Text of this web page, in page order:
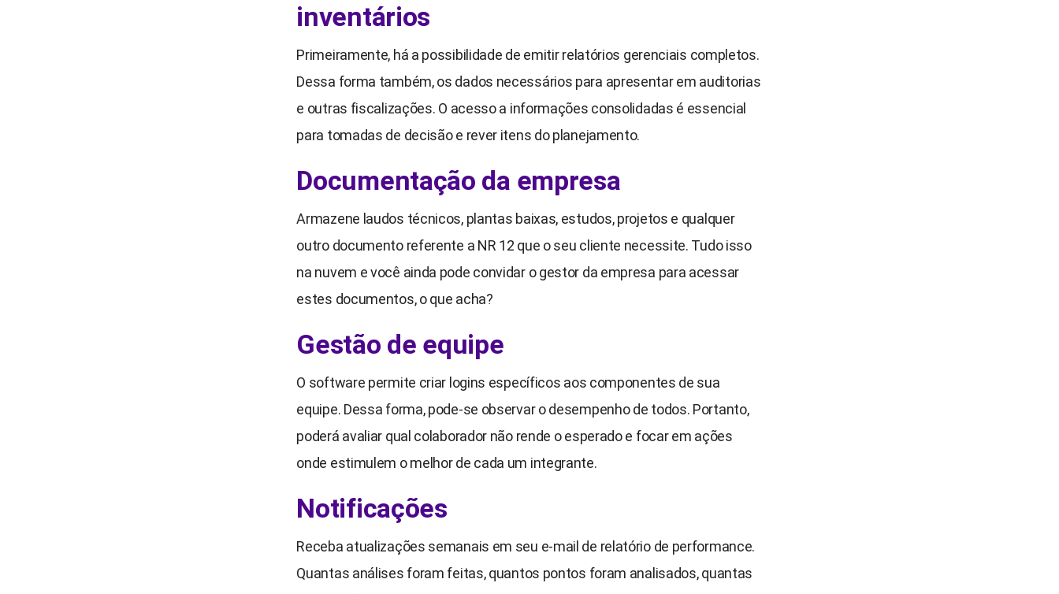
inventários
Primeiramente, há a possibilidade de emitir relatórios gerenciais completos.
Dessa forma também, os dados necessários para apresentar em auditorias
e outras fiscalizações. O acesso a informações consolidadas é essencial
para tomadas de decisão e rever itens do planejamento.
Documentação da empresa
Armazene laudos técnicos, plantas baixas, estudos, projetos e qualquer
outro documento referente a NR 12 que o seu cliente necessite. Tudo isso
na nuvem e você ainda pode convidar o gestor da empresa para acessar
estes documentos, o que acha?
Gestão de equipe
O software permite criar logins específicos aos componentes de sua
equipe. Dessa forma, pode-se observar o desempenho de todos. Portanto,
poderá avaliar qual colaborador não rende o esperado e focar em ações
onde estimulem o melhor de cada um integrante.
Notificações
Receba atualizações semanais em seu e-mail de relatório de performance.
Quantas análises foram feitas, quantos pontos foram analisados, quantas